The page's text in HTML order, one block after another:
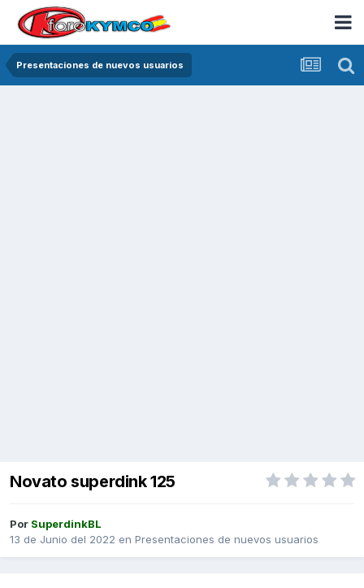
Presentaciones de nuevos usuarios
Novato superdink 125
Por SuperdinkBL
13 de Junio del 2022 en Presentaciones de nuevos usuarios